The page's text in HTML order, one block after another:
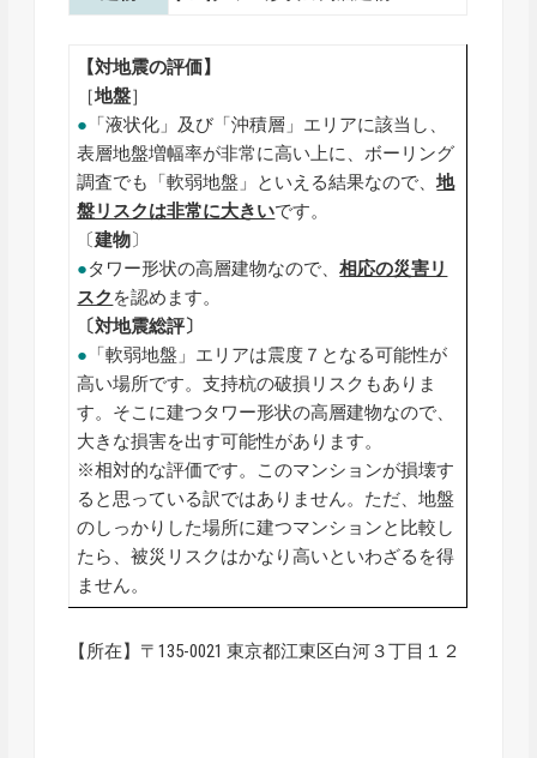
【対地震の評価】
［地盤］
● 「液状化」及び「沖積層」エリアに該当し、
表層地盤増幅率が非常に高い上に、ボーリング
調査でも「軟弱地盤」といえる結果なので、地
盤リスクは非常に大きいです。
〔建物〕
●タワー形状の高層建物なので、相応の災害リ
スク を認めます。
〔対地震総評〕
● 「軟弱地盤」エリアは震度７となる可能性が
高い場所です。支持杭の破損リスクもありま
す。そこに建つタワー形状の高層建物なので、
大きな損害を出す可能性があります。
※相対的な評価です。このマンションが損壊す
ると思っている訳ではありません。ただ、地盤
のしっかりした場所に建つマンションと比較し
たら、被災リスクはかなり高いといわざるを得
ません。
【所在】〒135-0021 東京都江東区白河３丁目１２